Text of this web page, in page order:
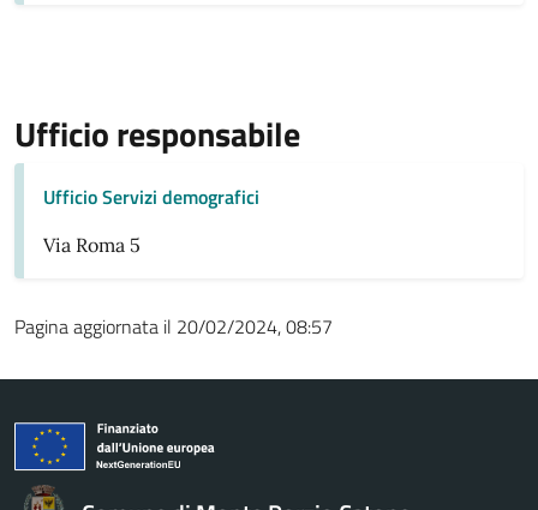
Ufficio responsabile
Ufficio Servizi demografici
Via Roma 5
Pagina aggiornata il 20/02/2024, 08:57